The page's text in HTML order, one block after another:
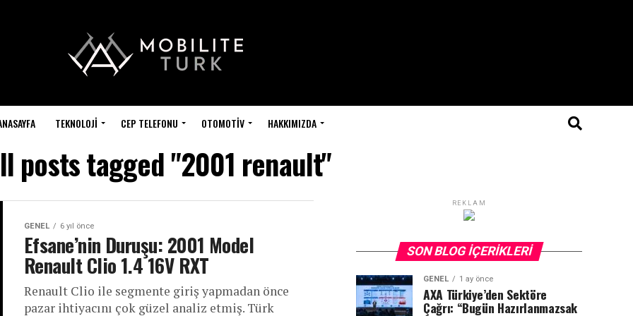
TEKNOLOJI CEP TELEFONU OTOMOTIV HAKKIMIZDA
posts tagged "2001 renault"
GENEL 6 yıl önce
Efsane’nin Duruşu: 2001 Model
Renault Clio 1.4 16V RXT
Renault Clio ile segmente giriş yapmadan önce
pazar ihtiyacını çok güzel analiz etmiş. Türk
REKLAM
SON BLOG İÇERIKLERI
GENEL 1 ay önce
AXA Türkiye’den Sektöre
Çağrı: “Bugün Hazırlanmazsak